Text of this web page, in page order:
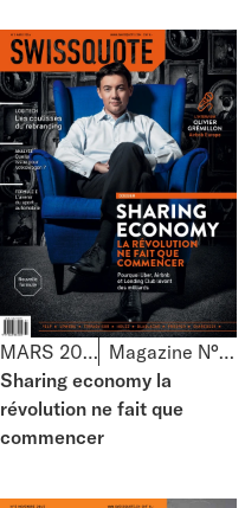
MARS 2016
Magazine N°37
Sharing economy la
révolution ne fait que
commencer